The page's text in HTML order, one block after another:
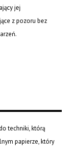
jej
z pozoru bez
techniki, którą
papierze, który